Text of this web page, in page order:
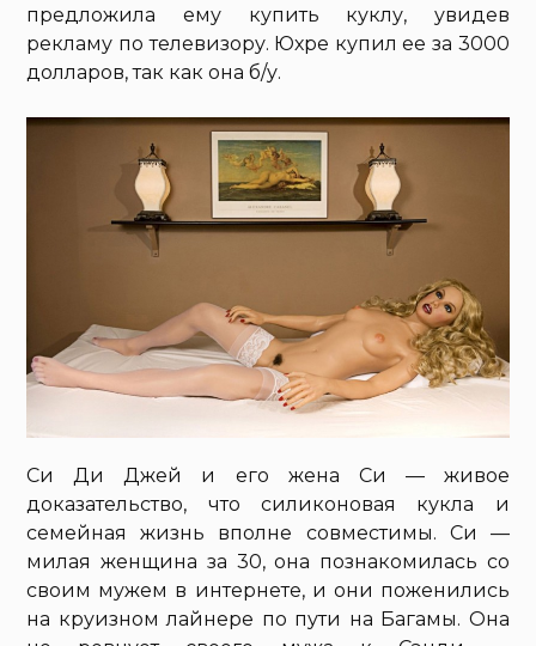
предложила ему купить куклу, увидев
рекламу по телевизору. Юхре купил ее за 3000
долларов, так как она б/у.
Си Ди Джей и его жена Си — живое
доказательство, что силиконовая кукла и
семейная жизнь вполне совместимы. Си —
милая женщина за 30, она познакомилась со
своим мужем в интернете, и они поженились
на круизном лайнере по пути на Багамы. Она